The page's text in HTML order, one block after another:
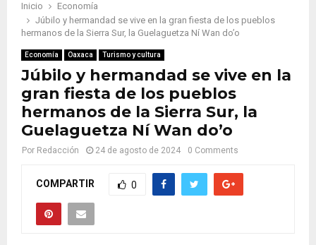
Inicio
Economía
Júbilo y hermandad se vive en la gran fiesta de los pueblos
hermanos de la Sierra Sur, la Guelaguetza Ní Wan do’o
Economía Oaxaca Turismo y cultura
Júbilo y hermandad se vive en la
gran fiesta de los pueblos
hermanos de la Sierra Sur, la
Guelaguetza Ní Wan do’o
Por Redacción 24 de agosto de 2024 0 Comments
COMPARTIR 0